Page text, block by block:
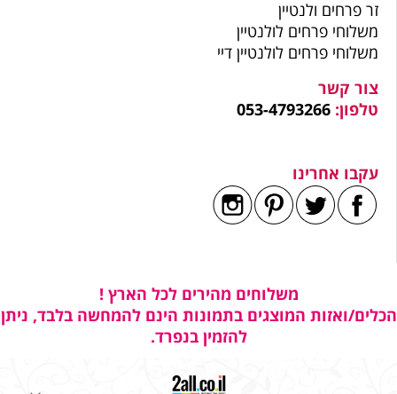
זר פרחים ולנטיין
משלוחי פרחים לולנטיין
משלוחי פרחים לולנטיין דיי
צור קשר
טלפון: 053-4793266
עקבו אחרינו
משלוחים מהירים לכל הארץ !
הכלים/ואזות המוצגים בתמונות הינם להמחשה בלבד, ניתן
להזמין בנפרד.